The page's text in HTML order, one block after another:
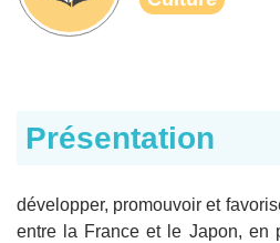
Présentation
développer, promouvoir et
entre la France et le Japon, en